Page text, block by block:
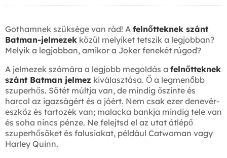
Gothamnek szüksége van rád! A felnőtteknek szánt
Batman-jelmezek közül melyiket tetszik a legjobban?
Melyik a legjobban, amikor a Joker fenekét rúgod?
A jelmezek számára a legjobb megoldás a felnőtteknek
szánt Batman jelmez kiválasztása. Ő a legmenőbb
szuperhős. Sötét múltja van, de mindig őszinte és
harcol az igazságért és a jóért. Nem csak ezer denevér-
eszköz és tartozék van; malacka bankja mindig tele van
és soha nincs pénze. Ne felejtsd el az utat átlépő
szuperhősöket és falusiakat, például Catwoman vagy
Harley Quinn.